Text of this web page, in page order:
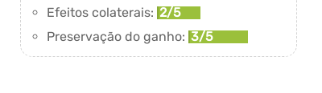
Efeitos colaterais: 2/5
Preservação do ganho: 3/5